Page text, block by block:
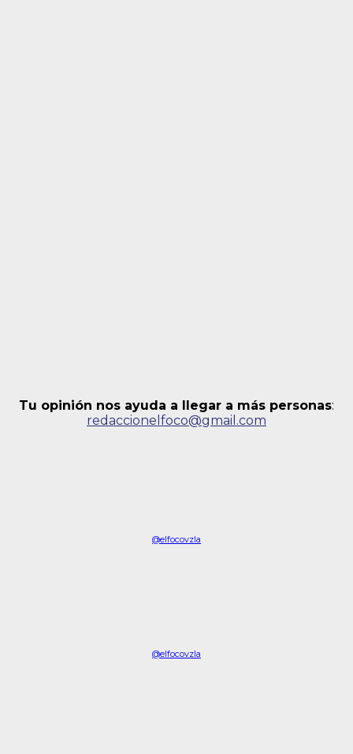
Tu opinión nos ayuda a llegar a más personas:
redaccionelfoco@gmail.com
@elfocovzla
@elfocovzla